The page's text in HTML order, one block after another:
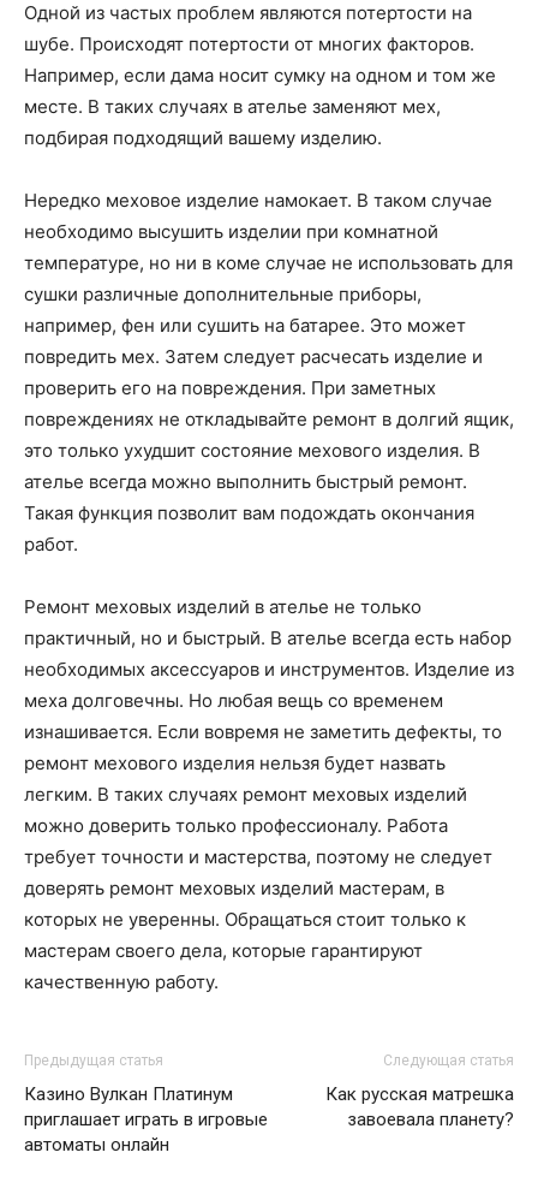
Одной из частых проблем являются потертости на
шубе. Происходят потертости от многих факторов.
Например, если дама носит сумку на одном и том же
месте. В таких случаях в ателье заменяют мех,
подбирая подходящий вашему изделию.
Нередко меховое изделие намокает. В таком случае
необходимо высушить изделии при комнатной
температуре, но ни в коме случае не использовать для
сушки различные дополнительные приборы,
например, фен или сушить на батарее. Это может
повредить мех. Затем следует расчесать изделие и
проверить его на повреждения. При заметных
повреждениях не откладывайте ремонт в долгий ящик,
это только ухудшит состояние мехового изделия. В
ателье всегда можно выполнить быстрый ремонт.
Такая функция позволит вам подождать окончания
работ.
Ремонт меховых изделий в ателье не только
практичный, но и быстрый. В ателье всегда есть набор
необходимых аксессуаров и инструментов. Изделие из
меха долговечны. Но любая вещь со временем
изнашивается. Если вовремя не заметить дефекты, то
ремонт мехового изделия нельзя будет назвать
легким. В таких случаях ремонт меховых изделий
можно доверить только профессионалу. Работа
требует точности и мастерства, поэтому не следует
доверять ремонт меховых изделий мастерам, в
которых не уверенны. Обращаться стоит только к
мастерам своего дела, которые гарантируют
качественную работу.
Предыдущая статья
Казино Вулкан Платинум
приглашает играть в игровые
автоматы онлайн
Следующая статья
Как русская матрешка
завоевала планету?